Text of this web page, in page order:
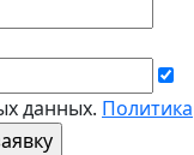
данных. Политика